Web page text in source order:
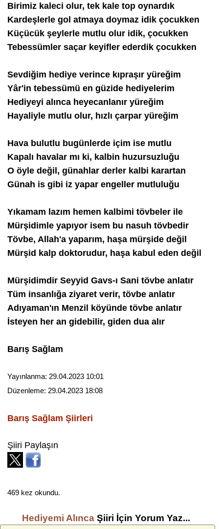
Birimiz kaleci olur, tek kale top oynardık
Kardeşlerle gol atmaya doymaz idik çocukken
Küçücük şeylerle mutlu olur idik, çocukken
Tebessümler saçar keyifler ederdik çocukken
Sevdiğim hediye verince kıpraşır yüreğim
Yâr'in tebessümü en güzide hediyelerim
Hediyeyi alınca heyecanlanır yüreğim
Hayaliyle mutlu olur, hızlı çarpar yüreğim
Hava bulutlu bugünlerde içim ise mutlu
Kapalı havalar mı ki, kalbin huzursuzluğu
O öyle değil, günahlar derler kalbi karartan
Günah is gibi iz yapar engeller mutluluğu
Yıkamam lazım hemen kalbimi tövbeler ile
Mürşidimle yapıyor isem bu nasuh tövbedir
Tövbe, Allah'a yaparım, haşa mürşide değil
Mürşid kalp doktorudur, haşa kabul eden değil
Mürşidimdir Seyyid Gavs-ı Sani tövbe anlatır
Tüm insanlığa ziyaret verir, tövbe anlatır
Adıyaman'ın Menzil köyünde tövbe anlatır
İsteyen her an gidebilir, giden dua alır
Barış Sağlam
Yayınlanma: 29.04.2023 10:01
Düzenleme: 29.04.2023 18:08
Barış Sağlam Şiirleri
Şiiri Paylaşın
469 kez okundu.
Hediyemi Alınca Şiiri İçin Yorum Yaz...